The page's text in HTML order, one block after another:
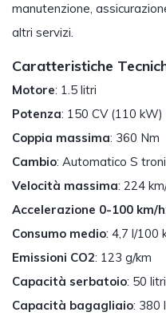
manutenzione,
altri servizi.
Caratteristiche
Motore: 1.5 litri
Potenza: 150 CV (110 kW)
Coppia massima: 360 Nm
Cambio: Automatico S
Velocità massima: 224
Accelerazione 0-100 km/h
Consumo medio: 4,7 l/100
Emissioni CO2: 123 g/km
Capacità serbatoio: 50 litri
Capacità bagagliaio: 380